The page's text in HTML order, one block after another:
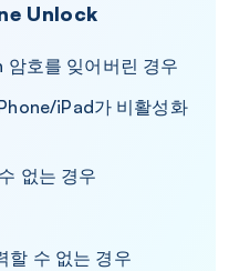
Unlock
호를 잊어버린 경우
iPad가 비활성화
없는 경우
할 수 없는 경우